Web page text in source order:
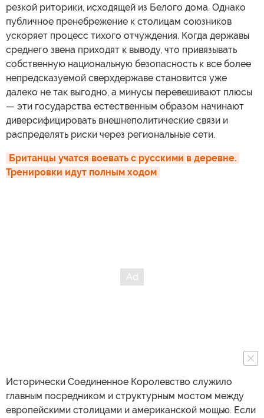
резкой риторики, исходящей из Белого дома. Однако
публичное пренебрежение к столицам союзников
ускоряет процесс тихого отчуждения. Когда державы
среднего звена приходят к выводу, что привязывать
собственную национальную безопасность к все более
непредсказуемой сверхдержаве становится уже
далеко не так выгодно, а минусы перевешивают плюсы
— эти государства естественным образом начинают
диверсифицировать внешнеполитические связи и
распределять риски через региональные сети.
Британцы учатся воевать с русскими в деревне.
Тренировки идут полным ходом
Исторически Соединенное Королевство служило
главным посредником и структурным мостом между
европейскими столицами и американской мощью. Если